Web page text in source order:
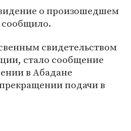
о произошедшем
сообщило.
свидетельством
стало сообщение
в Абадане
подачи в